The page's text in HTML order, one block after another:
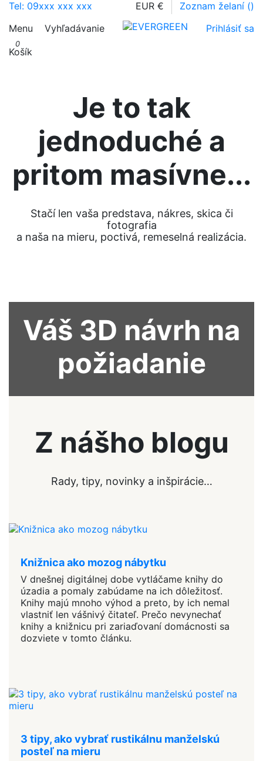
Tel: 09xxx xxx xxx EUR € Zoznam želaní ()
Menu
Vyhľadávanie Prihlásiť sa
0
Košík
Je to tak
jednoduché a
pritom masívne...
Stačí len vaša predstava, nákres, skica či
fotografia
a naša na mieru, poctivá, remeselná realizácia.
Váš 3D návrh na
požiadanie
Z nášho blogu
Rady, tipy, novinky a inšpirácie…
Knižnica ako mozog nábytku
V dnešnej digitálnej dobe vytláčame knihy do
úzadia a pomaly zabúdame na ich dôležitosť.
Knihy majú mnoho výhod a preto, by ich nemal
vlastniť len vášnivý čitateľ. Prečo nevynechať
knihy a knižnicu pri zariaďovaní domácnosti sa
dozviete v tomto článku.
3 tipy, ako vybrať rustikálnu manželskú
posteľ na mieru